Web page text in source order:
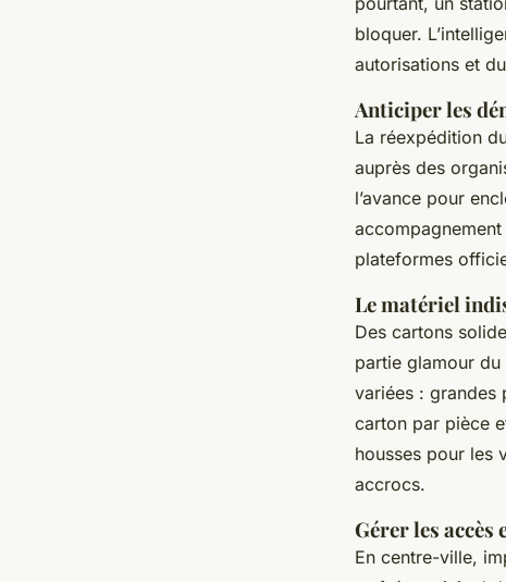
bloquer.
autorisations et
Anticiper les
La réexpédition
auprès des
l’avance pour
plateformes
Le matériel
Des cartons
partie glamour
variées : grandes
carton par pièce
housses pour les
accrocs.
Gérer les
En centre-ville,